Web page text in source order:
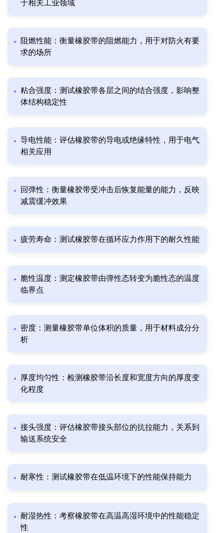
于相关工业领域
阻燃性能：衡量橡胶带的阻燃能力，用于对防火有要
求的场所
粘合强度：测试橡胶带各层之间的结合强度，影响整
体结构稳定性
导电性能：评估橡胶带的导电或绝缘特性，用于电气
相关应用
回弹性：衡量橡胶带受冲击后恢复能量的能力，反映
减震缓冲效果
疲劳寿命：测试橡胶带在循环应力作用下的耐久性能
脆性温度：测定橡胶带由弹性态转变为脆性态的温度
临界点
密度：测量橡胶带单位体积的质量，用于材料成分分
析
厚度均匀性：检测橡胶带沿长度和宽度方向的厚度变
化程度
接头强度：评估橡胶带接头部位的抗拉能力，关系到
输送系统安全
耐寒性：测试橡胶带在低温环境下的性能保持能力
耐湿热性：考察橡胶带在高温高湿环境中的性能稳定
性